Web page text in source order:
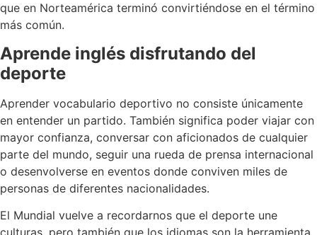
que en Norteamérica terminó convirtiéndose en el término
más común.
Aprende inglés disfrutando del
deporte
Aprender vocabulario deportivo no consiste únicamente
en entender un partido. También significa poder viajar con
mayor confianza, conversar con aficionados de cualquier
parte del mundo, seguir una rueda de prensa internacional
o desenvolverse en eventos donde conviven miles de
personas de diferentes nacionalidades.
El Mundial vuelve a recordarnos que el deporte une